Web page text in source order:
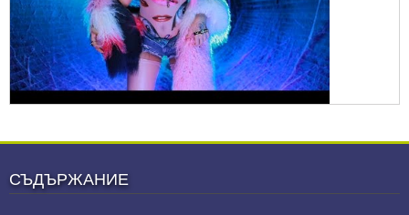
СЪДЪРЖАНИЕ